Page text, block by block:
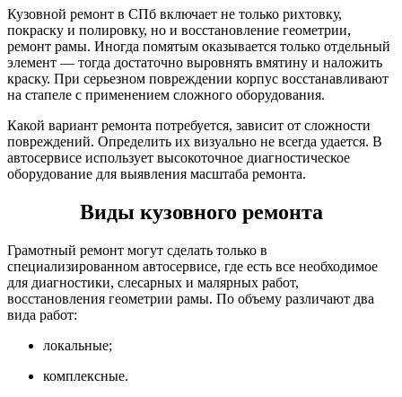
Кузовной ремонт в СПб включает не только рихтовку,
покраску и полировку, но и восстановление геометрии,
ремонт рамы. Иногда помятым оказывается только отдельный
элемент — тогда достаточно выровнять вмятину и наложить
краску. При серьезном повреждении корпус восстанавливают
на стапеле с применением сложного оборудования.
Какой вариант ремонта потребуется, зависит от сложности
повреждений. Определить их визуально не всегда удается. В
автосервисе использует высокоточное диагностическое
оборудование для выявления масштаба ремонта.
Виды кузовного ремонта
Грамотный ремонт могут сделать только в
специализированном автосервисе, где есть все необходимое
для диагностики, слесарных и малярных работ,
восстановления геометрии рамы. По объему различают два
вида работ:
локальные;
комплексные.